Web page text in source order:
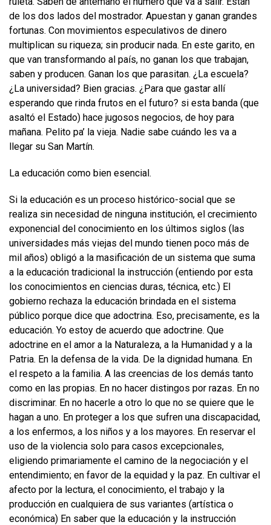
de los dos lados del mostrador. Apuestan y ganan grandes
fortunas. Con movimientos especulativos de dinero
multiplican su riqueza; sin producir nada. En este garito, en
que van transformando al país, no ganan los que trabajan,
saben y producen. Ganan los que parasitan. ¿La escuela?
¿La universidad? Bien gracias. ¿Para que gastar allí
esperando que rinda frutos en el futuro? si esta banda (que
asaltó el Estado) hace jugosos negocios, de hoy para
mañana. Pelito pa’ la vieja. Nadie sabe cuándo les va a
llegar su San Martín.
La educación como bien esencial.
Si la educación es un proceso histórico-social que se
realiza sin necesidad de ninguna institución, el crecimiento
exponencial del conocimiento en los últimos siglos (las
universidades más viejas del mundo tienen poco más de
mil años) obligó a la masificación de un sistema que suma
a la educación tradicional la instrucción (entiendo por esta
los conocimientos en ciencias duras, técnica, etc.) El
gobierno rechaza la educación brindada en el sistema
público porque dice que adoctrina. Eso, precisamente, es la
educación. Yo estoy de acuerdo que adoctrine. Que
adoctrine en el amor a la Naturaleza, a la Humanidad y a la
Patria. En la defensa de la vida. De la dignidad humana. En
el respeto a la familia. A las creencias de los demás tanto
como en las propias. En no hacer distingos por razas. En no
discriminar. En no hacerle a otro lo que no se quiere que le
hagan a uno. En proteger a los que sufren una discapacidad,
a los enfermos, a los niños y a los mayores. En reservar el
uso de la violencia solo para casos excepcionales,
eligiendo primariamente el camino de la negociación y el
entendimiento; en favor de la equidad y la paz. En cultivar el
afecto por la lectura, el conocimiento, el trabajo y la
producción en cualquiera de sus variantes (artística o
económica) En saber que la educación y la instrucción